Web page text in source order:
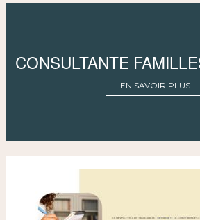
CONSULTANTE
EN SAVOIR PLUS